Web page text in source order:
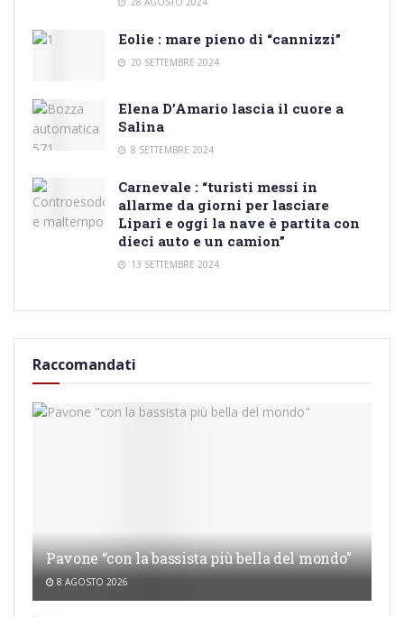
Eolie : mare pieno di “cannizzi”
20 SETTEMBRE 2024
Elena D’Amario lascia il cuore a
Salina
8 SETTEMBRE 2024
Carnevale : “turisti messi in
allarme da giorni per lasciare
Lipari e oggi la nave è partita con
dieci auto e un camion”
13 SETTEMBRE 2024
Raccomandati
Pavone “con la bassista più bella del mondo”
8 AGOSTO 2026